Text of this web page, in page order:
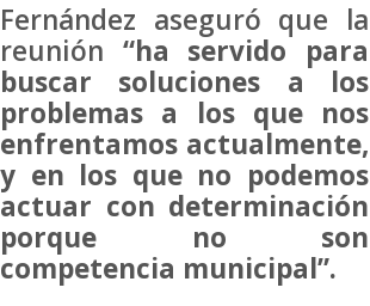
Fernández aseguró que la
reunión “ha servido para
buscar soluciones a los
problemas a los que nos
enfrentamos actualmente,
y en los que no podemos
actuar con determinación
porque no son
competencia municipal”.